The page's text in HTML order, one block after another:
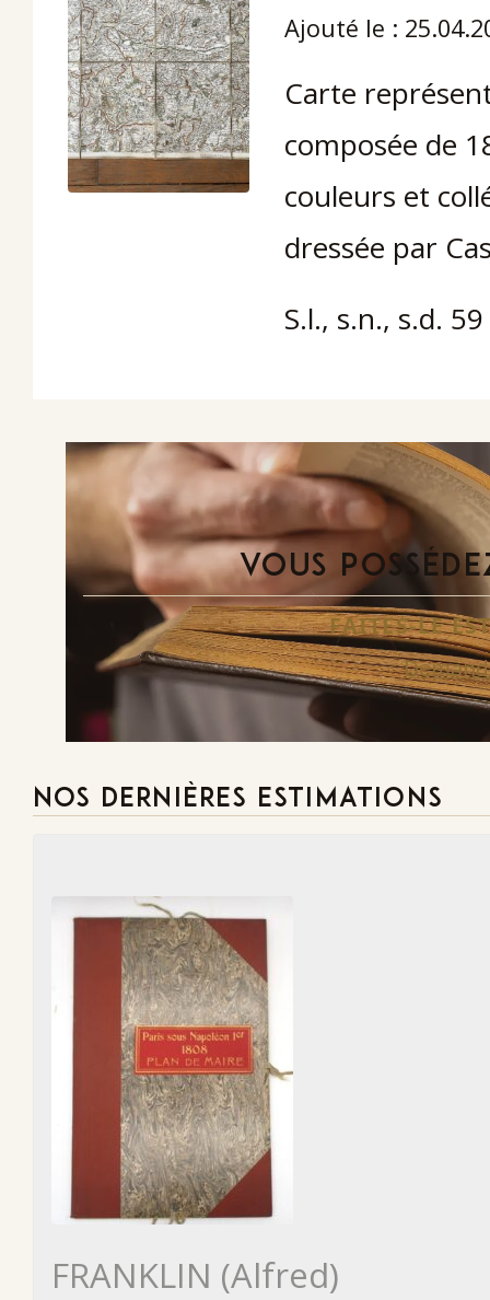
Ajouté le :
Carte
composée de
couleurs et
dressée par
S.l., s.n., s.d.
VOUS
FAITES-LE
NOS DERNIÈRES ESTIMATIONS
FRANKLIN (Alfred)